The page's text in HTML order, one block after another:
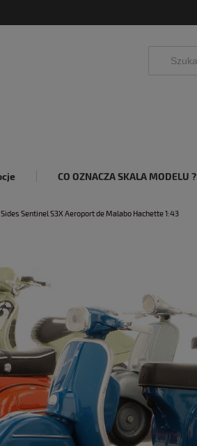
CO OZNACZA SKALA MODELU ?
Sides Sentinel S3X Aeroport de Malabo Hachette 1:43